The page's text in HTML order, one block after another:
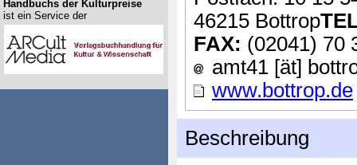
46215 Bottrop
FAX: (02041) 70
amt41 [ät]
www.bottrop.de
Beschreibung
Handbuchs der Kulturpreise
ist ein Service der